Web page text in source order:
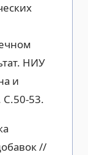
НИУ
и
53.
//